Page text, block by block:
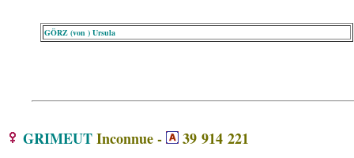
GÖRZ (von ) Ursula
GRIMEUTInconnue - 39 914 221